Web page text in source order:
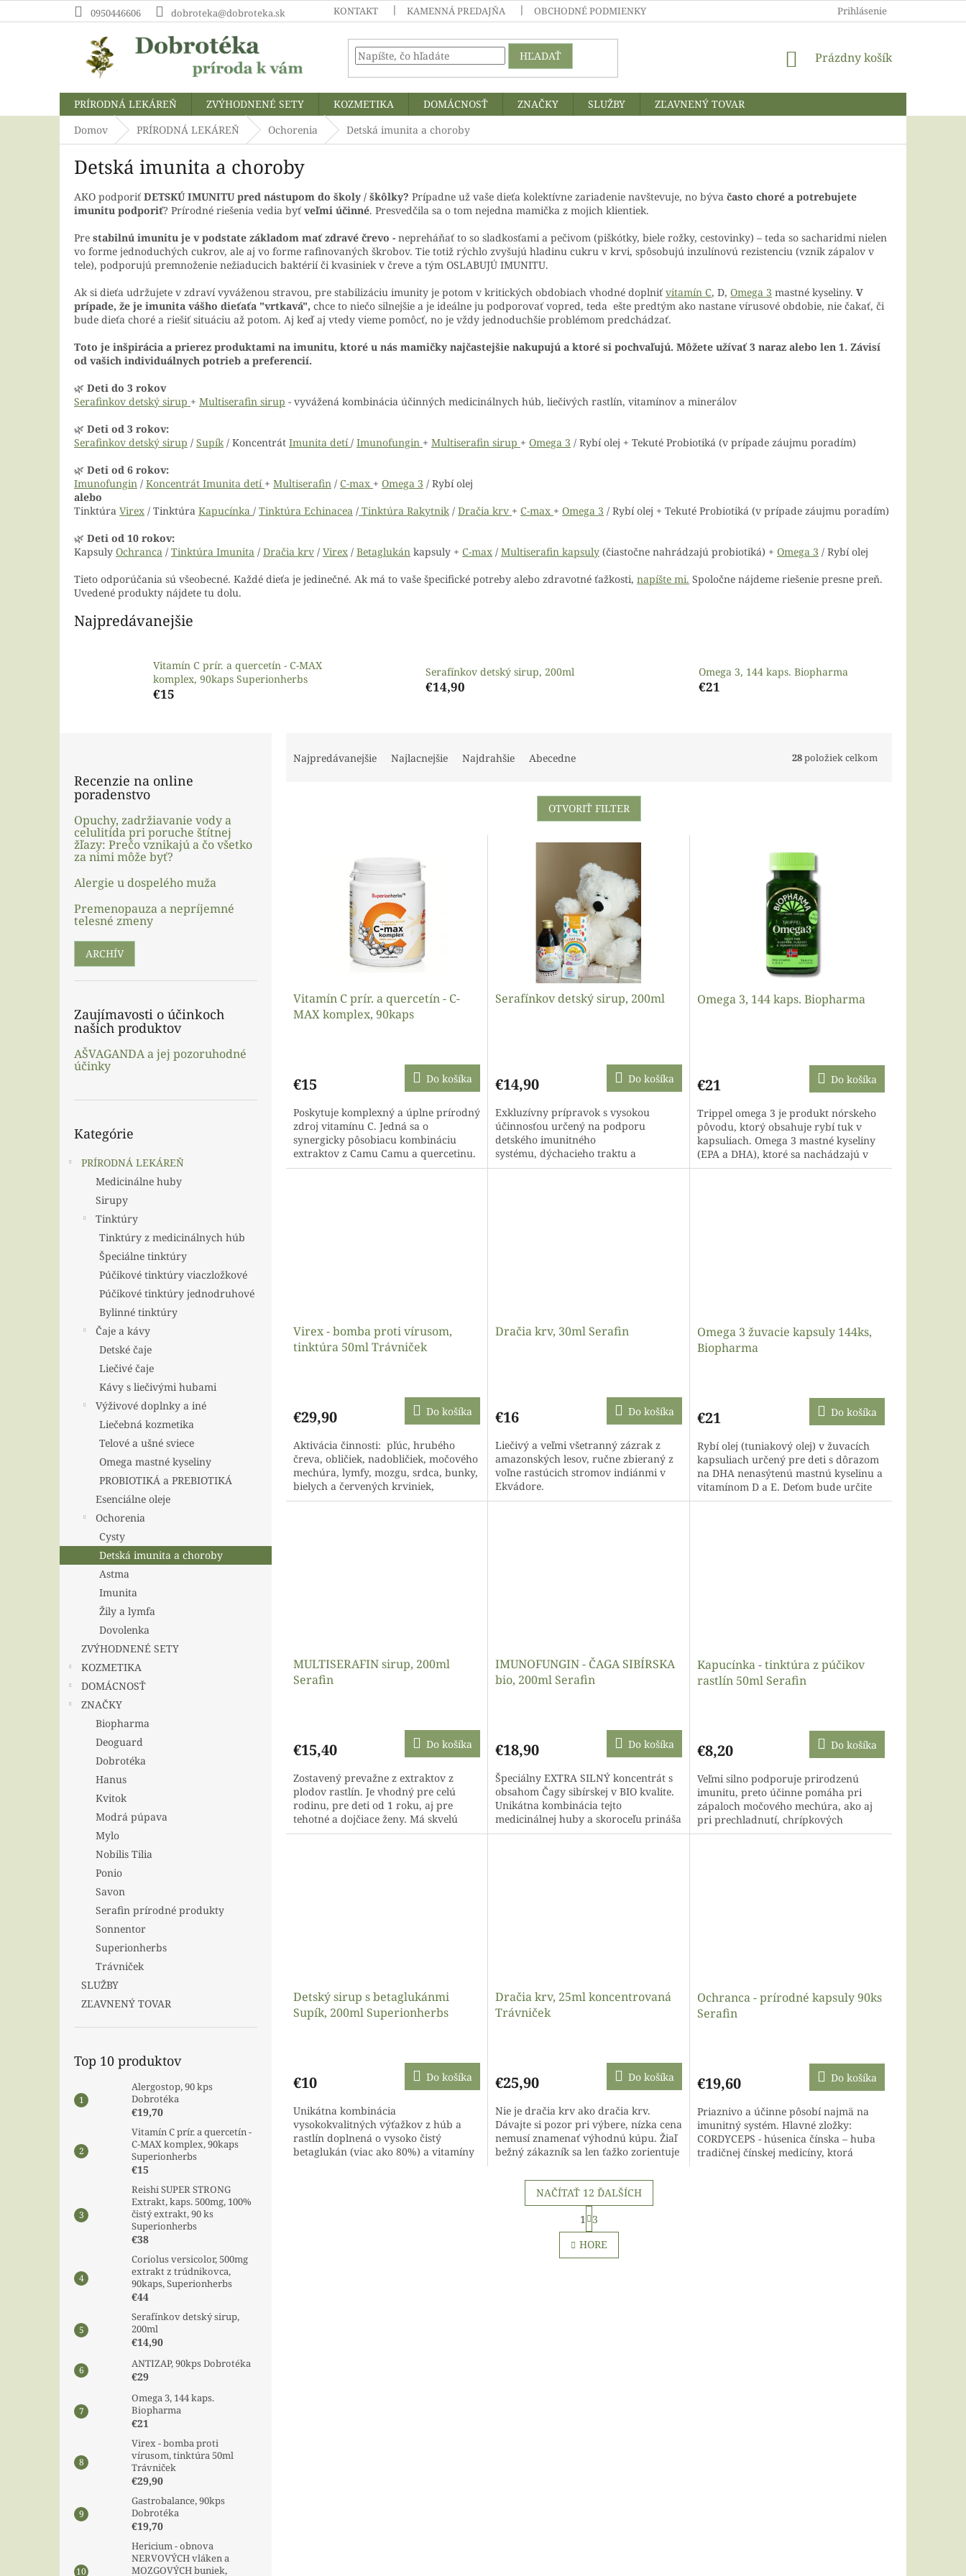
na
0950446606 dobroteka@dobroteka.sk KONTAKT KAMENNÁ PREDAJŇA OBCHODNÉ PODMIENKY A OCHRANA OSOBNÝCH ÚDAJOV Prihlásenie
HĽADAŤ
NÁKUPNÝ
Prázdny košík
PRÍRODNÁ LEKÁREŇ ZVÝHODNENÉ SETY KOZMETIKA DOMÁCNOSŤ ZNAČKY SLUŽBY
ZĽAVNENÝ TOVAR
Domov
PRÍRODNÁ LEKÁREŇ Ochorenia Detská imunita a choroby
Detská imunita a choroby
AKO​ podporiť DETSKÚ IMUNITU pred nástupom do školy / škôlky? Prípadne už vaše dieťa kolektívne zariadenie navštevuje, no býva často choré a potrebujete
imunitu podporiť? Prírodné riešenia vedia byť veľmi účinné. Presvedčila sa o tom nejedna mamička z mojich klientiek.
Pre stabilnú imunitu je v podstate základom mať zdravé črevo - nepreháňať to so sladkosťami a pečivom (piškótky, biele rožky, cestovinky) – teda so sacharidmi nielen
vo forme jednoduchých cukrov, ale aj vo forme rafinovaných škrobov. Tie totiž rýchlo zvyšujú hladinu cukru v krvi, spôsobujú inzulínovú rezistenciu (vznik zápalov v
tele), podporujú premnoženie nežiaducich baktérií či kvasiniek v čreve a tým OSLABUJÚ IMUNITU.
Ak si dieťa udržujete v zdraví vyváženou stravou, pre stabilizáciu imunity je potom v kritických obdobiach vhodné doplniť vitamín C, D, Omega 3 mastné kyseliny. V
prípade, že je imunita vášho dieťaťa "vrtkavá", chce to niečo silnejšie a je ideálne ju podporovať vopred, teda ešte predtým ako nastane vírusové obdobie, nie čakať, či
bude dieťa choré a riešiť situáciu až potom. Aj keď aj vtedy vieme pomôcť, no je vždy jednoduchšie problémom predchádzať.
Toto je inšpirácia a prierez produktami na imunitu, ktoré u nás mamičky najčastejšie nakupujú a ktoré si pochvaľujú. Môžete užívať 3 naraz alebo len 1. Závisí
od vašich individuálnych potrieb a preferencií.
🌿 Deti do 3 rokov
Serafinkov detský sirup + Multiserafin sirup - vyvážená kombinácia účinných medicinálnych húb, liečivých rastlín, vitamínov a minerálov
🌿 Deti od 3 rokov:
Serafinkov detský sirup / Supík / Koncentrát Imunita detí/ Imunofungin + Multiserafin sirup + Omega 3 / Rybí olej + Tekuté Probiotiká (v prípade záujmu poradím)
🌿 Deti od 6 rokov:
Imunofungin / Koncentrát Imunita detí + Multiserafin / C-max + Omega 3 / Rybí olej
alebo
Tinktúra Virex / Tinktúra Kapucínka / Tinktúra Echinacea / Tinktúra Rakytnik / Dračia krv + C-max + Omega 3 / Rybí olej + Tekuté Probiotiká (v prípade záujmu poradím)
🌿 Deti od 10 rokov:
Kapsuly Ochranca / Tinktúra Imunita / Dračia krv / Virex / Betaglukán kapsuly + C-max / Multiserafin kapsuly (čiastočne nahrádzajú probiotiká) + Omega 3 / Rybí olej
Tieto odporúčania sú všeobecné. Každé dieťa je jedinečné. Ak má to vaše špecifické potreby alebo zdravotné ťažkosti, napíšte mi. Spoločne nájdeme riešenie presne preň.
Uvedené produkty nájdete tu dolu.
Najpredávanejšie
Vitamín C prír. a quercetín - C-MAX
komplex, 90kaps Superionherbs
€15
Serafínkov detský sirup, 200ml
€14,90
Omega 3, 144 kaps. Biopharma
€21
Recenzie na online
poradenstvo
Opuchy, zadržiavanie vody a
celulitída pri poruche štítnej
žľazy: Prečo vznikajú a čo všetko
za nimi môže byť?
Alergie u dospelého muža
Premenopauza a nepríjemné
telesné zmeny
ARCHÍV
Zaujímavosti o účinkoch
našich produktov
AŠVAGANDA a jej pozoruhodné
účinky
kategórie
Kategórie
PRÍRODNÁ LEKÁREŇ
Medicinálne huby
Sirupy
Tinktúry
Tinktúry z medicinálnych húb
Špeciálne tinktúry
Púčikové tinktúry viaczložkové
Púčikové tinktúry jednodruhové
Bylinné tinktúry
Čaje a kávy
Detské čaje
Liečivé čaje
Kávy s liečivými hubami
Výživové doplnky a iné
Liečebná kozmetika
Telové a ušné sviece
Omega mastné kyseliny
PROBIOTIKÁ a PREBIOTIKÁ
Esenciálne oleje
Ochorenia
Cysty
Detská imunita a choroby
Astma
Imunita
Žily a lymfa
Dovolenka
ZVÝHODNENÉ SETY
KOZMETIKA
DOMÁCNOSŤ
ZNAČKY
Biopharma
Deoguard
Dobrotéka
Hanus
Kvitok
Modrá púpava
Mylo
Nobilis Tilia
Ponio
Savon
Serafin prírodné produkty
Sonnentor
Superionherbs
Trávniček
SLUŽBY
ZĽAVNENÝ TOVAR
Top 10 produktov
Alergostop, 90 kps
Dobrotéka
€19,70
Vitamín C prír. a quercetín -
C-MAX komplex, 90kaps
Superionherbs
€15
Reishi SUPER STRONG
Extrakt, kaps. 500mg, 100%
čistý extrakt, 90 ks
Superionherbs
€38
Coriolus versicolor, 500mg
extrakt z trúdnikovca,
90kaps, Superionherbs
€44
Serafínkov detský sirup,
200ml
€14,90
ANTIZAP, 90kps Dobrotéka
€29
Omega 3, 144 kaps.
Biopharma
€21
Virex - bomba proti
vírusom, tinktúra 50ml
Trávniček
€29,90
Gastrobalance, 90kps
Dobrotéka
€19,70
Hericium - obnova
NERVOVÝCH vláken a
MOZGOVÝCH buniek,
Najpredávanejšie Najlacnejšie Najdrahšie Abecedne 28položiek celkom
OTVORIŤ FILTER
kVitamín C prír. a quercetín - C-
MAX komplex, 90kaps
je
z
5
hviezdičiek.
€15 Do košíka
Poskytuje komplexný a úplne prírodný
zdroj vitamínu C. Jedná sa o
synergicky pôsobiacu kombináciu
extraktov z Camu Camu a quercetinu.
Obsah vitamínu C v...
Serafínkov detský sirup, 200ml
€14,90 Do košíka
Exkluzívny prípravok s vysokou
účinnosťou určený na podporu
detského imunitného
systému, dýchacieho traktu a
prirodzených funkcií tela
Omega 3, 144 kaps. Biopharma
€21 Do košíka
Trippel omega 3 je produkt nórskeho
pôvodu, ktorý obsahuje rybí tuk v
kapsuliach. Omega 3 mastné kyseliny
(EPA a DHA), ktoré sa nachádzajú v
rybom tuku sa taktiež...
Virex - bomba proti vírusom,
tinktúra 50ml Trávniček
je
z
5
hviezdičiek.
€29,90 Do košíka
Aktivácia činnosti: pľúc, hrubého
čreva, obličiek, nadobličiek, močového
mechúra, lymfy, mozgu, srdca, bunky,
bielych a červených krviniek,
hypofýzy, epifýzy,...
Dračia krv, 30ml Serafin
je
z
5
hviezdičiek.
€16 Do košíka
Liečivý a veľmi všetranný zázrak z
amazonských lesov, ručne zbieraný z
voľne rastúcich stromov indiánmi v
Ekvádore.
Omega 3 žuvacie kapsuly 144ks,
Biopharma
€21 Do košíka
Rybí olej (tuniakový olej) v žuvacích
kapsuliach určený pre deti s dôrazom
na DHA nenasýtenú mastnú kyselinu a
vitamínom D a E. Deťom bude určite
po vôli prírodná...
MULTISERAFIN sirup, 200ml
Serafin
€15,40 Do košíka
Zostavený prevažne z extraktov z
plodov rastlín. Je vhodný pre celú
rodinu, pre deti od 1 roku, aj pre
tehotné a dojčiace ženy. Má skvelú
chuť, neobsahuje pridaný cukor ani...
IMUNOFUNGIN - ČAGA SIBÍRSKA
bio, 200ml Serafin
je
z
5
hviezdičiek.
€18,90 Do košíka
Špeciálny EXTRA SILNÝ koncentrát s
obsahom Čagy sibírskej v BIO kvalite.
Unikátna kombinácia tejto
medicinálnej huby a skoroceľu prináša
neobvyklé účinky najmä v oblasti...
Kapucínka - tinktúra z púčikov
rastlín 50ml Serafin
€8,20 Do košíka
Veľmi silno podporuje prirodzenú
imunitu, preto účinne pomáha pri
zápaloch močového mechúra, ako aj
pri prechladnutí, chrípkových
stavoch, na prevenciu, liečbu i...
Detský sirup s betaglukánmi
Supík, 200ml Superionherbs
€10 Do košíka
Unikátna kombinácia
vysokokvalitných výťažkov z húb a
rastlín doplnená o vysoko čistý
betaglukán (viac ako 80%) a vitamíny
Dračia krv, 25ml koncentrovaná
Trávniček
je
z
5
hviezdičiek.
€25,90 Do košíka
Nie je dračia krv ako dračia krv.
Dávajte si pozor pri výbere, nízka cena
nemusí znamenať výhodnú kúpu. Žiaľ
bežný zákazník sa len ťažko zorientuje
Ochranca - prírodné kapsuly 90ks
Serafin
je
z
5
hviezdičiek.
€19,60 Do košíka
Priaznivo a účinne pôsobí najmä na
imunitný systém. Hlavné zložky:
CORDYCEPS - húsenica čínska – huba
tradičnej čínskej medicíny, ktorá
O
v
l
NAČÍTAŤ 12 ĎALŠÍCH
S
t
r
á
n
1
3
HORE